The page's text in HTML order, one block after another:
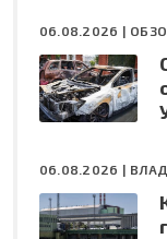
06.08.2026 |
06.08.2026 |